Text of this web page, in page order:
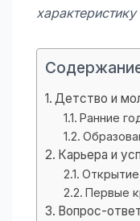
Детство и
Ранние
Карьера и
Первые
Вопрос-